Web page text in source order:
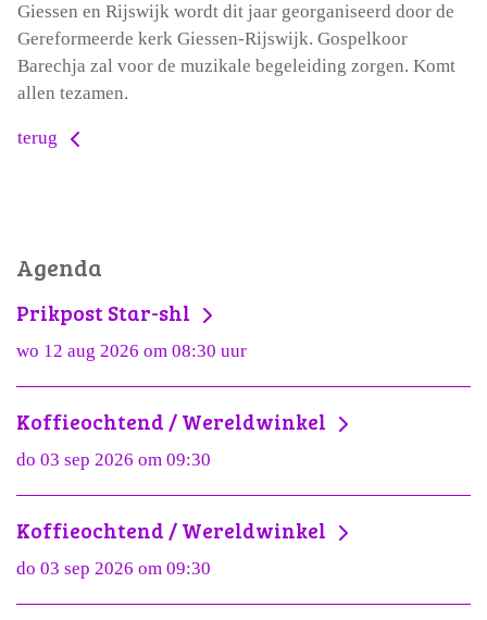
Giessen en Rijswijk wordt dit jaar georganiseerd door de
Gereformeerde kerk Giessen-Rijswijk. Gospelkoor
Barechja zal voor de muzikale begeleiding zorgen. Komt
allen tezamen.
terug
Agenda
Prikpost Star-shl
wo 12 aug 2026 om 08:30 uur
Koffieochtend / Wereldwinkel
do 03 sep 2026 om 09:30
Koffieochtend / Wereldwinkel
do 03 sep 2026 om 09:30